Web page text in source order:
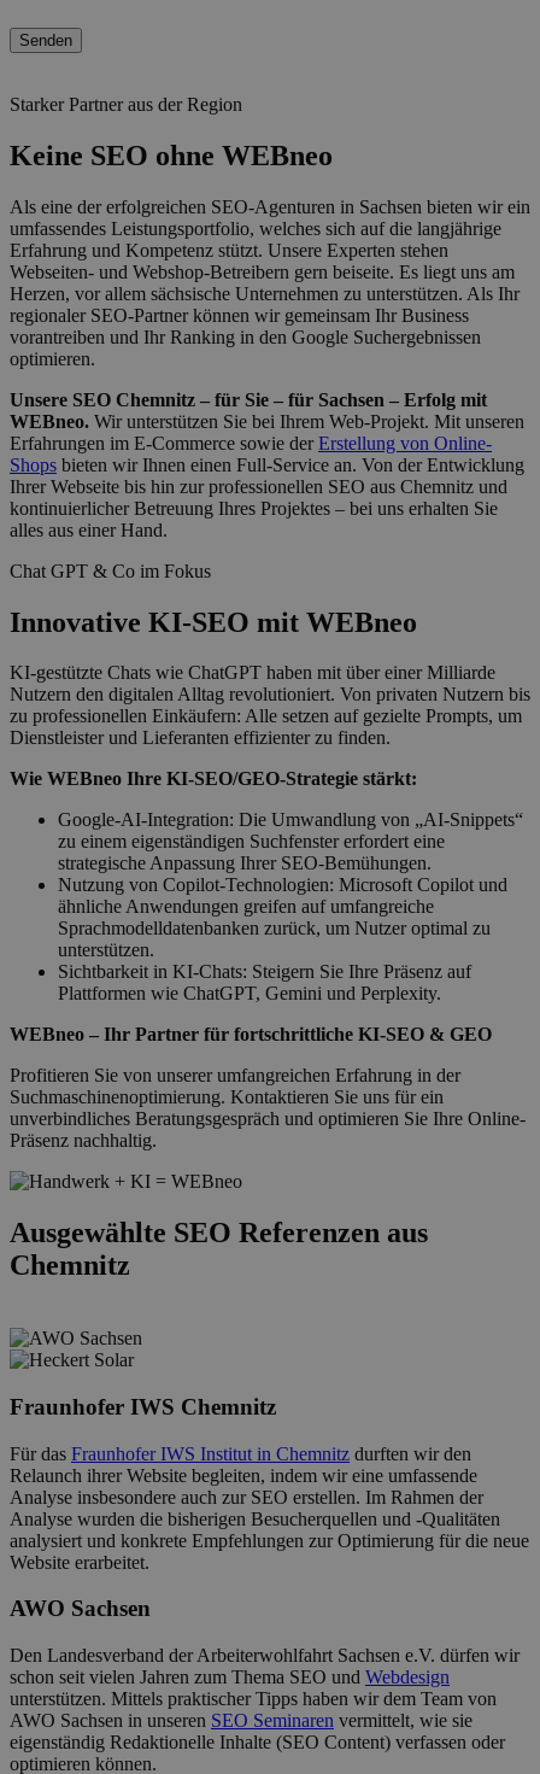
Starker Partner aus der Region
Keine SEO ohne WEBneo
Als eine der erfolgreichen SEO-Agenturen in Sachsen bieten wir ein
umfassendes Leistungsportfolio, welches sich auf die langjährige
Erfahrung und Kompetenz stützt. Unsere Experten stehen
Webseiten- und Webshop-Betreibern gern beiseite. Es liegt uns am
Herzen, vor allem sächsische Unternehmen zu unterstützen. Als Ihr
regionaler SEO-Partner können wir gemeinsam Ihr Business
vorantreiben und Ihr Ranking in den Google Suchergebnissen
optimieren.
Unsere SEO Chemnitz – für Sie – für Sachsen – Erfolg mit
WEBneo. Wir unterstützen Sie bei Ihrem Web-Projekt. Mit unseren
Erfahrungen im E-Commerce sowie derErstellung von Online-
Shops bieten wir Ihnen einen Full-Service an. Von der Entwicklung
Ihrer Webseite bis hin zur professionellen SEO aus Chemnitz und
kontinuierlicher Betreuung Ihres Projektes – bei uns erhalten Sie
alles aus einer Hand.
Chat GPT & Co im Fokus
Innovative KI-SEO mit WEBneo
KI-gestützte Chats wie ChatGPT haben mit über einer Milliarde
Nutzern den digitalen Alltag revolutioniert. Von privaten Nutzern bis
zu professionellen Einkäufern: Alle setzen auf gezielte Prompts, um
Dienstleister und Lieferanten effizienter zu finden.
Wie WEBneo Ihre KI-SEO/GEO-Strategie stärkt:
Google-AI-Integration: Die Umwandlung von „AI-Snippets“
zu einem eigenständigen Suchfenster erfordert eine
strategische Anpassung Ihrer SEO-Bemühungen.
Nutzung von Copilot-Technologien: Microsoft Copilot und
ähnliche Anwendungen greifen auf umfangreiche
Sprachmodelldatenbanken zurück, um Nutzer optimal zu
unterstützen.
Sichtbarkeit in KI-Chats: Steigern Sie Ihre Präsenz auf
Plattformen wie ChatGPT, Gemini und Perplexity.
WEBneo – Ihr Partner für fortschrittliche KI-SEO & GEO
Profitieren Sie von unserer umfangreichen Erfahrung in der
Suchmaschinenoptimierung. Kontaktieren Sie uns für ein
unverbindliches Beratungsgespräch und optimieren Sie Ihre Online-
Präsenz nachhaltig.
Ausgewählte SEO Referenzen aus
Chemnitz
Fraunhofer IWS Chemnitz
Für das Fraunhofer IWS Institut in Chemnitz durften wir den
Relaunch ihrer Website begleiten, indem wir eine umfassende
Analyse insbesondere auch zur SEO erstellen. Im Rahmen der
Analyse wurden die bisherigen Besucherquellen und -Qualitäten
analysiert und konkrete Empfehlungen zur Optimierung für die neue
Website erarbeitet.
AWO Sachsen
Den Landesverband der Arbeiterwohlfahrt Sachsen e.V. dürfen wir
schon seit vielen Jahren zum Thema SEO und Webdesign
unterstützen. Mittels praktischer Tipps haben wir dem Team von
AWO Sachsen in unseren SEO Seminaren vermittelt, wie sie
eigenständig Redaktionelle Inhalte (SEO Content) verfassen oder
optimieren können.